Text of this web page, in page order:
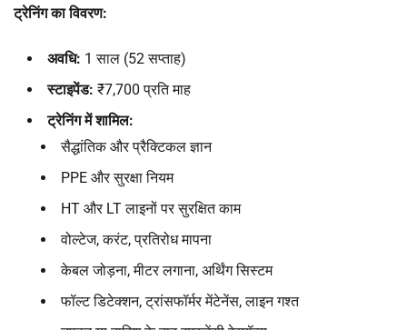
ट्रेनिंग का विवरण:
अवधि: 1 साल (52 सप्ताह)
स्टाइपेंड: ₹7,700 प्रति माह
ट्रेनिंग में शामिल:
सैद्धांतिक और प्रैक्टिकल ज्ञान
PPE और सुरक्षा नियम
HT और LT लाइनों पर सुरक्षित काम
वोल्टेज, करंट, प्रतिरोध मापना
केबल जोड़ना, मीटर लगाना, अर्थिंग सिस्टम
फॉल्ट डिटेक्शन, ट्रांसफॉर्मर मेंटेनेंस, लाइन गश्त